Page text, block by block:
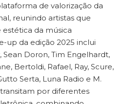
de valorização da
reunindo artistas que
da música
up da edição 2025 inclui
Doron, Tim Engelhardt,
Bertoldi, Rafael, Ray, Scure,
Serta, Luna Radio e M.
por diferentes